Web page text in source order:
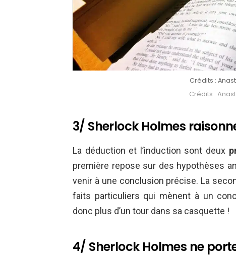
Crédits :
Crédits :
3/ Sherlock Holmes
La déduction et l’induction sont deux
première repose sur des hypothèses
venir à une conclusion précise. La
faits particuliers qui mènent à un
donc plus d’un tour dans sa casquette !
4/ Sherlock Holmes ne